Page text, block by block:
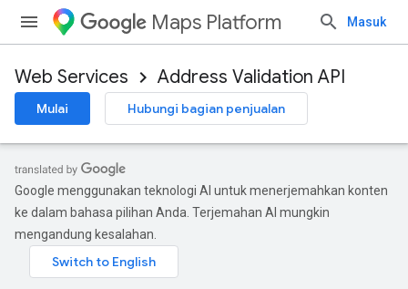
Maps Platform Masuk
Web Services Address Validation API
Mulai Hubungi bagian penjualan
Google menggunakan teknologi AI untuk menerjemahkan konten
ke dalam bahasa pilihan Anda. Terjemahan AI mungkin
mengandung kesalahan.